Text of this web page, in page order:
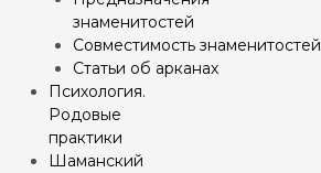
знаменитостей
Совместимость знаменитостей
Статьи об арканах
Психология.
Родовые
практики
Шаманский